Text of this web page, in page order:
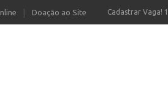
Doação ao Site Cadastrar Vaga!